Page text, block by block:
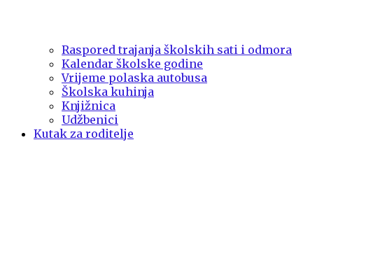
Raspored trajanja školskih sati i odmora
Kalendar školske godine
Vrijeme polaska autobusa
Školska kuhinja
Knjižnica
Udžbenici
Kutak za roditelje